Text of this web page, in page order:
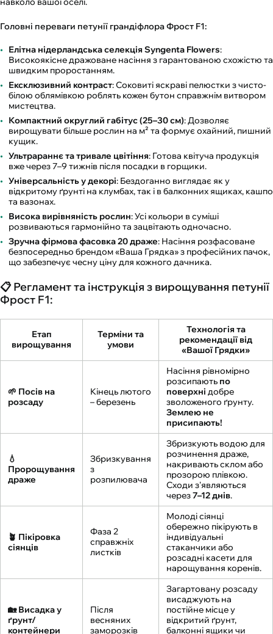
Головні переваги петунії грандіфлора Фрост F1:
Елітна нідерландська селекція Syngenta Flowers:
Високоякісне дражоване насіння з гарантованою схожістю та
швидким проростанням.
Ексклюзивний контраст: Соковиті яскраві пелюстки з чисто-
білою облямівкою роблять кожен бутон справжнім витвором
мистецтва.
Компактний округлий габітус (25–30 см): Дозволяє
вирощувати більше рослин на м² та формує охайний, пишний
кущик.
Ультрараннє та тривале цвітіння: Готова квітуча продукція
вже через 7–9 тижнів після посадки в горщики.
Універсальність у декорі: Бездоганно виглядає як у
відкритому ґрунті на клумбах, так і в балконних ящиках, кашпо
та вазонах.
Висока вирівняність рослин: Усі кольори в суміші
розвиваються гармонійно та зацвітають одночасно.
Зручна фірмова фасовка 20 драже: Насіння розфасоване
безпосередньо брендом «Ваша Грядка» з професійних пачок,
що забезпечує чесну ціну для кожного дачника.
📋 Регламент та інструкція з вирощування петунії
Фрост F1:
Етап
вирощування
Терміни та
умови
Технологія та
рекомендації від
«Вашої Грядки»
🌱 Посів на
розсаду
Кінець лютого
– березень
Насіння рівномірно
розсипають по
поверхні добре
зволоженого ґрунту.
Землею не
присипають!
💧
Пророщування
драже
Збризкування
з
розпилювача
Збризкують водою для
розчинення драже,
накривають склом або
прозорою плівкою.
Сходи з'являються
через7–12 днів.
🪴 Пікіровка
сіянців
Фаза 2
справжніх
листків
Молоді сіянці
обережно пікірують в
індивідуальні
стаканчики або
розсадні касети для
нарощування коренів.
🏡 Висадка у
ґрунт/
контейнери
Після
весняних
заморозків
Загартовану розсаду
висаджують на
постійне місце у
відкритий ґрунт,
балконні ящики чи